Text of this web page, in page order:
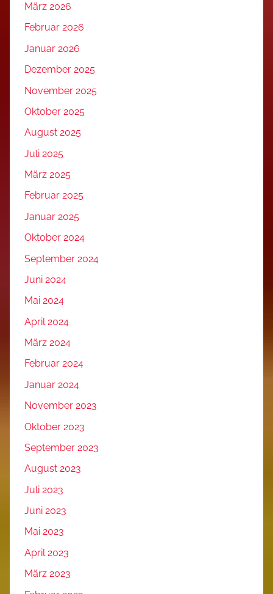
März 2026
Februar 2026
Januar 2026
Dezember 2025
November 2025
Oktober 2025
August 2025
Juli 2025
März 2025
Februar 2025
Januar 2025
Oktober 2024
September 2024
Juni 2024
Mai 2024
April 2024
März 2024
Februar 2024
Januar 2024
November 2023
Oktober 2023
September 2023
August 2023
Juli 2023
Juni 2023
Mai 2023
April 2023
März 2023